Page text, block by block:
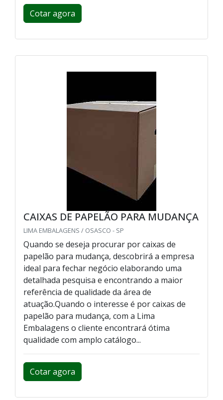
Cotar agora
CAIXAS DE PAPELÃO PARA MUDANÇA
LIMA EMBALAGENS / OSASCO - SP
Quando se deseja procurar por caixas de
papelão para mudança, descobrirá a empresa
ideal para fechar negócio elaborando uma
detalhada pesquisa e encontrando a maior
referência de qualidade da área de
atuação.Quando o interesse é por caixas de
papelão para mudança, com a Lima
Embalagens o cliente encontrará ótima
qualidade com amplo catálogo...
Cotar agora